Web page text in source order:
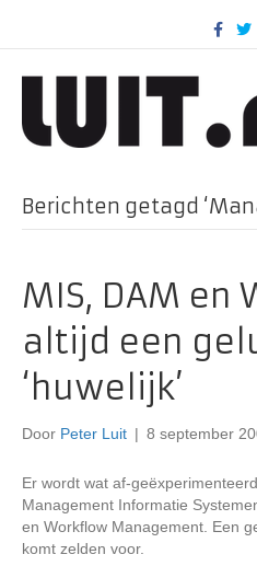
c
k
T
w
i
Berichten getagd
MIS, DAM en
altijd een
‘huwelijk’
Door Peter Luit | 8 september
Er wordt wat af-
Management Informatie
en Workflow Management. Een
komt zelden voor.